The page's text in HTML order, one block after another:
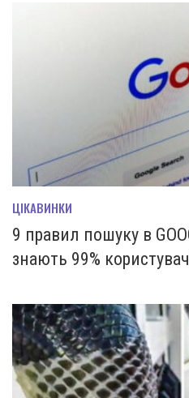
ЦІКАВИНКИ
9 правил пошуку в
знають 99%